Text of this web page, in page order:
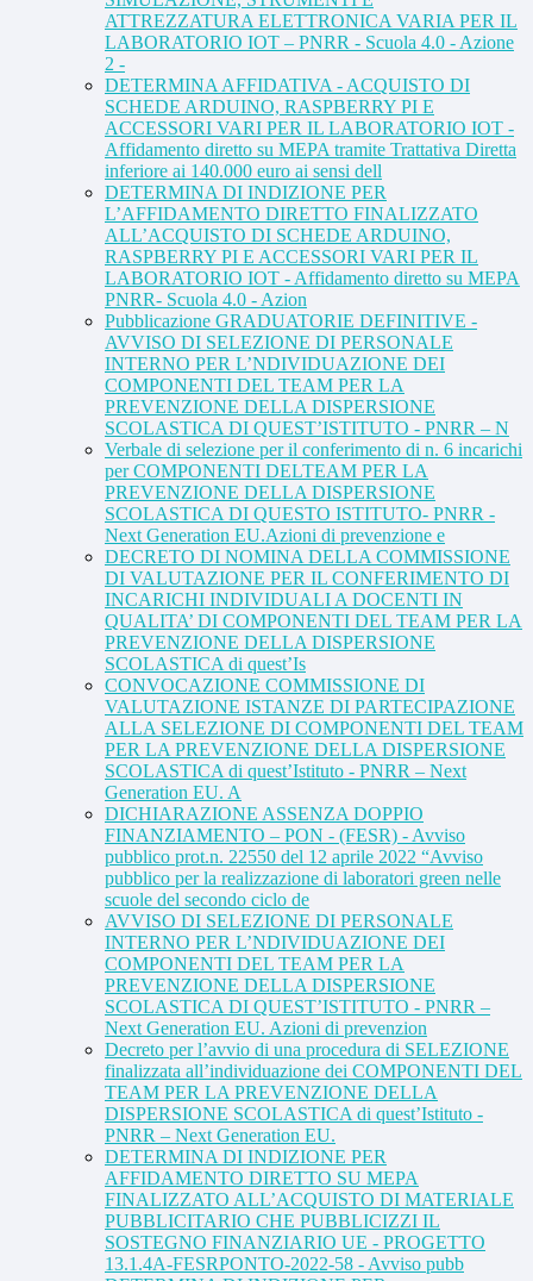
ATTREZZATURA ELETTRONICA VARIA PER IL
LABORATORIO IOT – PNRR - Scuola 4.0 - Azione
2 -
DETERMINA AFFIDATIVA - ACQUISTO DI
SCHEDE ARDUINO, RASPBERRY PI E
ACCESSORI VARI PER IL LABORATORIO IOT -
Affidamento diretto su MEPA tramite Trattativa Diretta
inferiore ai 140.000 euro ai sensi dell
DETERMINA DI INDIZIONE PER
L’AFFIDAMENTO DIRETTO FINALIZZATO
ALL’ACQUISTO DI SCHEDE ARDUINO,
RASPBERRY PI E ACCESSORI VARI PER IL
LABORATORIO IOT - Affidamento diretto su MEPA
PNRR- Scuola 4.0 - Azion
Pubblicazione GRADUATORIE DEFINITIVE -
AVVISO DI SELEZIONE DI PERSONALE
INTERNO PER L’NDIVIDUAZIONE DEI
COMPONENTI DEL TEAM PER LA
PREVENZIONE DELLA DISPERSIONE
SCOLASTICA DI QUEST’ISTITUTO - PNRR – N
Verbale di selezione per il conferimento di n. 6 incarichi
per COMPONENTI DELTEAM PER LA
PREVENZIONE DELLA DISPERSIONE
SCOLASTICA DI QUESTO ISTITUTO- PNRR -
Next Generation EU.Azioni di prevenzione e
DECRETO DI NOMINA DELLA COMMISSIONE
DI VALUTAZIONE PER IL CONFERIMENTO DI
INCARICHI INDIVIDUALI A DOCENTI IN
QUALITA’ DI COMPONENTI DEL TEAM PER LA
PREVENZIONE DELLA DISPERSIONE
SCOLASTICA di quest’Is
CONVOCAZIONE COMMISSIONE DI
VALUTAZIONE ISTANZE DI PARTECIPAZIONE
ALLA SELEZIONE DI COMPONENTI DEL TEAM
PER LA PREVENZIONE DELLA DISPERSIONE
SCOLASTICA di quest’Istituto - PNRR – Next
Generation EU. A
DICHIARAZIONE ASSENZA DOPPIO
FINANZIAMENTO – PON - (FESR) - Avviso
pubblico prot.n. 22550 del 12 aprile 2022 “Avviso
pubblico per la realizzazione di laboratori green nelle
scuole del secondo ciclo de
AVVISO DI SELEZIONE DI PERSONALE
INTERNO PER L’NDIVIDUAZIONE DEI
COMPONENTI DEL TEAM PER LA
PREVENZIONE DELLA DISPERSIONE
SCOLASTICA DI QUEST’ISTITUTO - PNRR –
Next Generation EU. Azioni di prevenzion
Decreto per l’avvio di una procedura di SELEZIONE
finalizzata all’individuazione dei COMPONENTI DEL
TEAM PER LA PREVENZIONE DELLA
DISPERSIONE SCOLASTICA di quest’Istituto -
PNRR – Next Generation EU.
DETERMINA DI INDIZIONE PER
AFFIDAMENTO DIRETTO SU MEPA
FINALIZZATO ALL’ACQUISTO DI MATERIALE
PUBBLICITARIO CHE PUBBLICIZZI IL
SOSTEGNO FINANZIARIO UE - PROGETTO
13.1.4A-FESRPONTO-2022-58 - Avviso pubb